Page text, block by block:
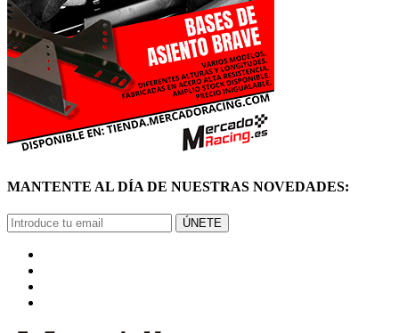
MANTENTE AL DÍA DE NUESTRAS NOVEDADES:
ÚNETE